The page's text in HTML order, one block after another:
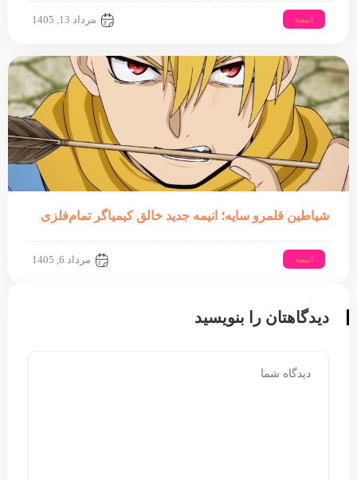
انیمه مرداد 13, 1405
شیاطین قلمرو سایه؛ انیمه جدید خالق کیمیاگر تمام‌فلزی
انیمه مرداد 6, 1405
دیدگاهتان را بنویسید